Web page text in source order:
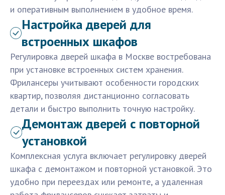
и оперативным выполнением в удобное время.
Настройка дверей для
встроенных шкафов
Регулировка дверей шкафа в Москве востребована
при установке встроенных систем хранения.
Фрилансеры учитывают особенности городских
квартир, позволяя дистанционно согласовать
детали и быстро выполнить точную настройку.
Демонтаж дверей с повторной
установкой
Комплексная услуга включает регулировку дверей
шкафа с демонтажом и повторной установкой. Это
удобно при переездах или ремонте, а удаленная